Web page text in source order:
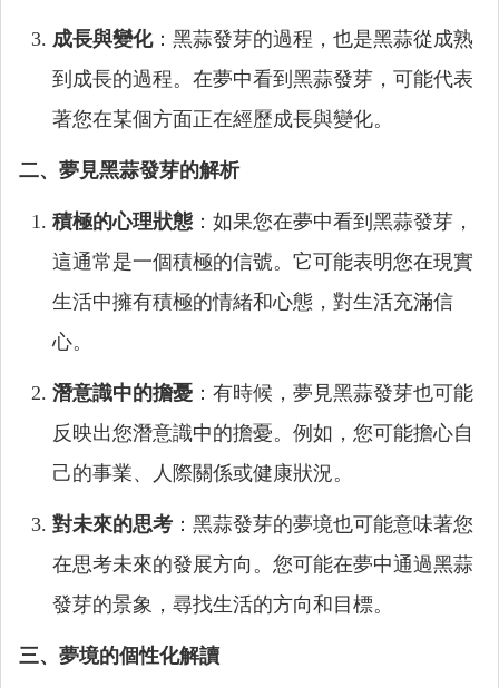
成長與變化：黑蒜發芽的過程，也是黑蒜從成熟
到成長的過程。在夢中看到黑蒜發芽，可能代表
著您在某個方面正在經歷成長與變化。
二、夢見黑蒜發芽的解析
積極的心理狀態 ：如果您在夢中看到黑蒜發芽，
這通常是一個積極的信號。它可能表明您在現實
生活中擁有積極的情緒和心態，對生活充滿信
心。
潛意識中的擔憂 ：有時候，夢見黑蒜發芽也可能
反映出您潛意識中的擔憂。例如，您可能擔心自
己的事業、人際關係或健康狀況。
對未來的思考 ：黑蒜發芽的夢境也可能意味著您
在思考未來的發展方向。您可能在夢中通過黑蒜
發芽的景象，尋找生活的方向和目標。
三、夢境的個性化解讀